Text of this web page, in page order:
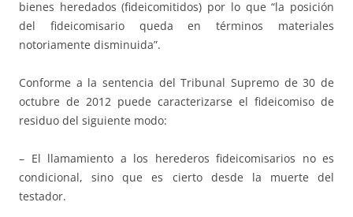
bienes heredados (fideicomitidos) por lo que “la posición
del fideicomisario queda en términos materiales
notoriamente disminuida”.
Conforme a la sentencia del Tribunal Supremo de 30 de
octubre de 2012 puede caracterizarse el fideicomiso de
residuo del siguiente modo:
– El llamamiento a los herederos fideicomisarios no es
condicional, sino que es cierto desde la muerte del
testador.